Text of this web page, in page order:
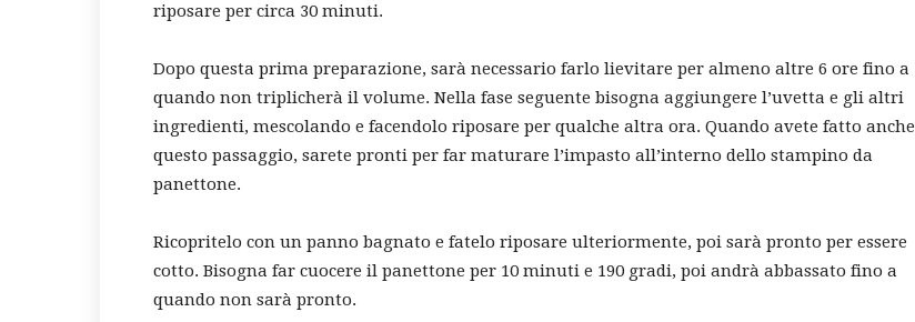
riposare per circa 30 minuti.
Dopo questa prima preparazione, sarà necessario farlo lievitare per almeno altre 6 ore fino a
quando non triplicherà il volume. Nella fase seguente bisogna aggiungere l’uvetta e gli altri
ingredienti, mescolando e facendolo riposare per qualche altra ora. Quando avete fatto anche
questo passaggio, sarete pronti per far maturare l’impasto all’interno dello stampino da
panettone.
Ricopritelo con un panno bagnato e fatelo riposare ulteriormente, poi sarà pronto per essere
cotto. Bisogna far cuocere il panettone per 10 minuti e 190 gradi, poi andrà abbassato fino a
quando non sarà pronto.